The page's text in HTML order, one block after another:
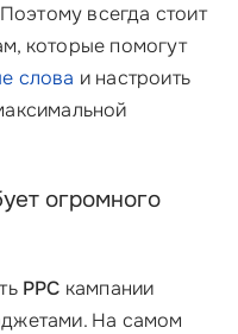
всегда стоит
которые помогут
слова и настроить
огромного
PPC кампании
На самом